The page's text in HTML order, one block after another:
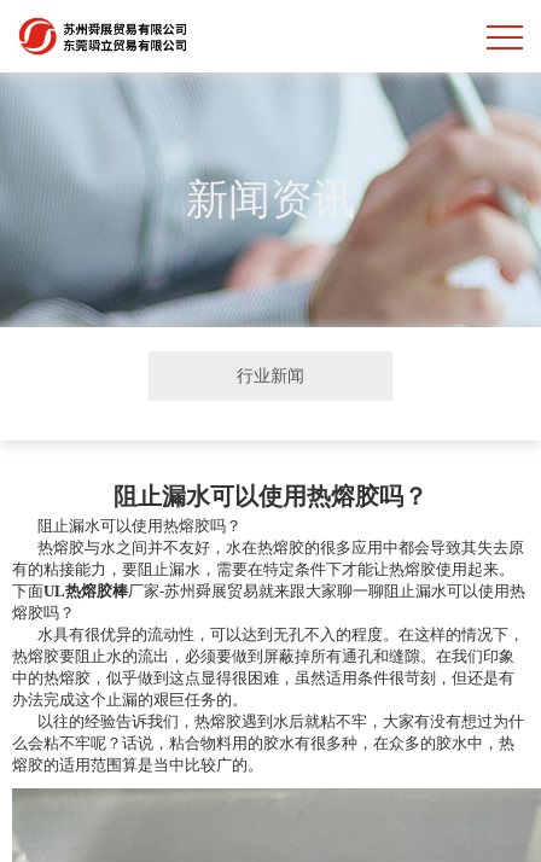
新闻资讯
行业新闻
阻止漏水可以使用热熔胶吗？
阻止漏水可以使用热熔胶吗？
热熔胶与水之间并不友好，水在热熔胶的很多应用中都会导致其失去原
有的粘接能力，要阻止漏水，需要在特定条件下才能让热熔胶使用起来。
下面UL热熔胶棒厂家-苏州舜展贸易就来跟大家聊一聊阻止漏水可以使用热
熔胶吗？
水具有很优异的流动性，可以达到无孔不入的程度。在这样的情况下，
热熔胶要阻止水的流出，必须要做到屏蔽掉所有通孔和缝隙。在我们印象
中的热熔胶，似乎做到这点显得很困难，虽然适用条件很苛刻，但还是有
办法完成这个止漏的艰巨任务的。
以往的经验告诉我们，热熔胶遇到水后就粘不牢，大家有没有想过为什
么会粘不牢呢？话说，粘合物料用的胶水有很多种，在众多的胶水中，热
熔胶的适用范围算是当中比较广的。